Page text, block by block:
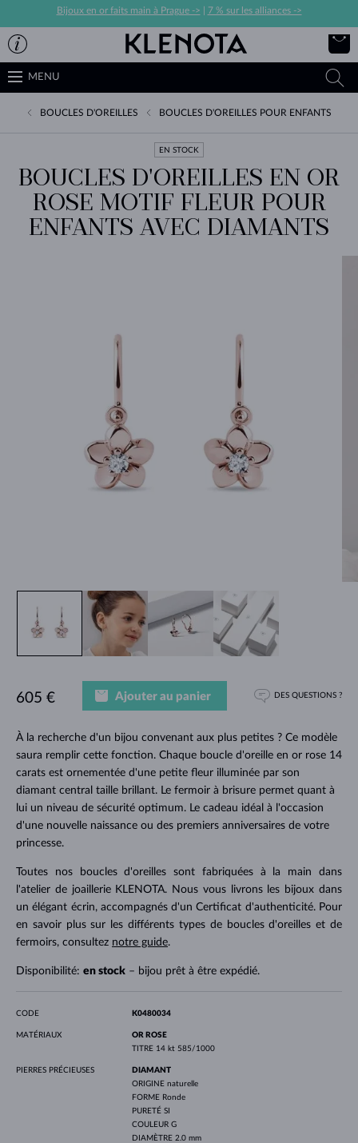
Bijoux en or faits main à Prague -> 7 % sur les alliances ->
MENU
BOUCLES D'OREILLES BOUCLES D'OREILLES POUR ENFANTS
EN STOCK
BOUCLES D'OREILLES EN OR
ROSE MOTIF FLEUR POUR
ENFANTS AVEC DIAMANTS
À la recherche d'un bijou convenant aux plus petites ? Ce modèle
saura remplir cette fonction. Chaque boucle d'oreille en or rose 14
carats est ornementée d'une petite fleur illuminée par son
diamant central taille brillant. Le fermoir à brisure permet quant à
lui un niveau de sécurité optimum. Le cadeau idéal à l'occasion
d'une nouvelle naissance ou des premiers anniversaires de votre
princesse.
Toutes nos boucles d'oreilles sont fabriquées à la main dans
l'atelier de joaillerie KLENOTA. Nous vous livrons les bijoux dans
un élégant écrin, accompagnés d'un Certificat d'authenticité. Pour
en savoir plus sur les différents types de boucles d'oreilles et de
fermoirs, consultez notre guide.
Disponibilité: en stock– bijou prêt à être expédié.
605 € Ajouter au panier DES QUESTIONS ?
CODE K0480034
MATÉRIAUX
OR ROSE
TITRE 14 kt 585/1000
PIERRES PRÉCIEUSES
DIAMANT
ORIGINE naturelle
FORME Ronde
PURETÉ SI
COULEUR G
DIAMÈTRE 2.0 mm